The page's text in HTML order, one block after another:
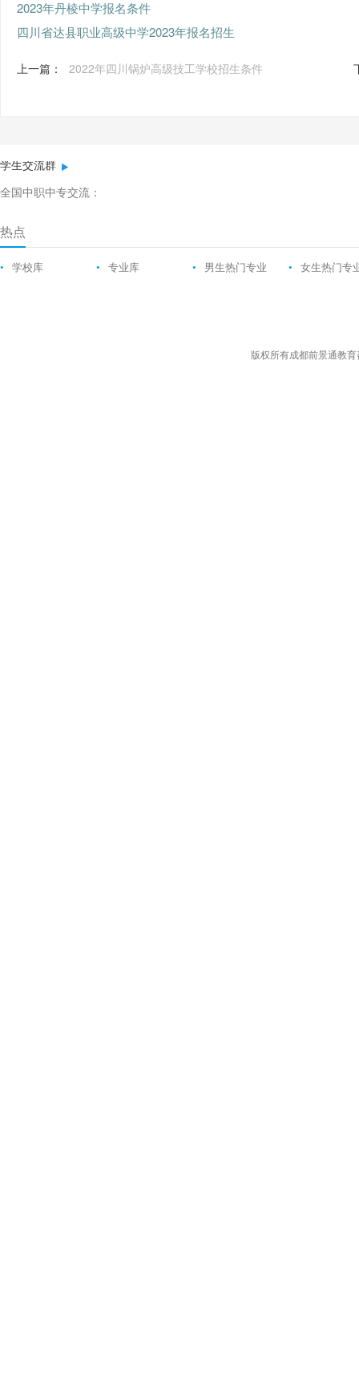
2023年丹棱中学报名条件
四川省达县职业高级中学2023年报名招生
上一篇： 2022年四川锅炉高级技工学校招生条件
学生交流群
全国中职中专交流：
热点
• 学校库 • 专业库 • 男生热门专业 • 女生热门专
版权所有成都前景通教